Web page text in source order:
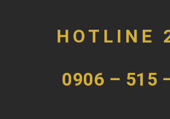
HOTLINE
0906 – 515